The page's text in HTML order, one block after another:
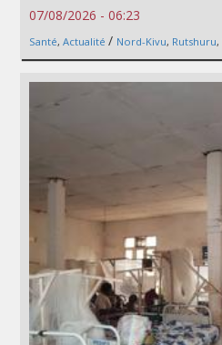
07/08/2026 - 06:23
Santé, Actualité / Nord-Kivu, Rutshuru,